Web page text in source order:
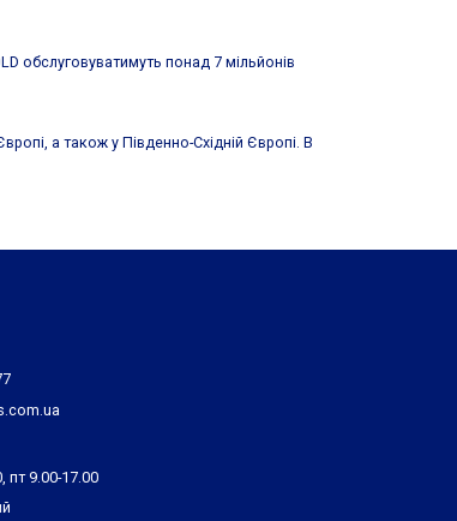
обслуговуватимуть понад 7 мільйонів
а також у Південно-Східній Європі. В
пт 9.00-17.00